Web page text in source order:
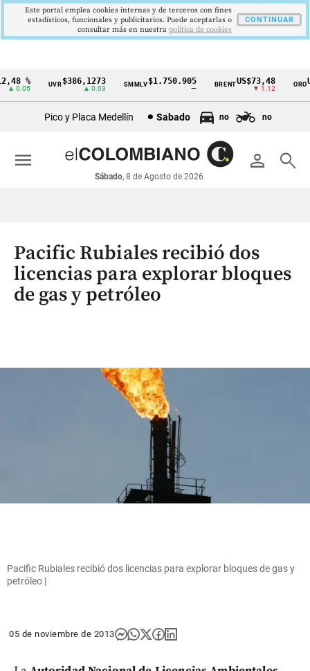
Cintillo
económicos
Colombia
%
0.05
UVR$386,1273
▲ 0.03
SMMLV$1.750.905 BRENTUS$73,48
▼ 1.12
ORO
Pico y Placa Medellín Sabado no no
person search
Sábado, 8 de Agosto de 2026
menu
Pacific Rubiales recibió dos
licencias para explorar bloques
de gas y petróleo
Pacific Rubiales recibió dos licencias para explorar bloques de gas y
petróleo |
05 de noviembre de 2013
Este portal emplea cookies internas y de terceros con fines
estadísticos, funcionales y publicitarios. Puede aceptarlas o
consultar más en nuestra politica de cookies
CONTINUAR